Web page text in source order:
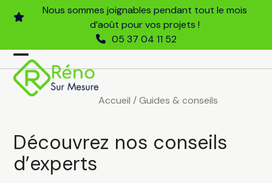
Nous sommes joignables pendant tout le mois
d’août pour vos projets !
05 37 04 11 52
Open
mobile
Close
mobile
Accueil /Guides & conseils
Découvrez nos conseils
d’experts